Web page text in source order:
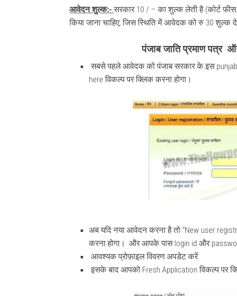
आवेदन शुल्क:-सरकार 10 / – का शुल्क लेती है (कोर्ट फीस
किया जाना चाहिए, जिस स्थिति में आवेदक को रु 30 शुल्क
पंजाब जाति प्रमाण पत्र
सबसे पहले आवेदक को पंजाब सरकार के इस
here विकल्प पर क्लिक करना होगा।
अब यदि नया आवेदन करना है तो “New user
करना होगा। और आपके पास login id और
आवश्यक प्रोफ़ाइल विवरण अपडेट करें
इसके बाद आपको Fresh Application विकल्प पर